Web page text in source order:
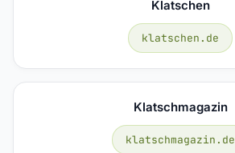
Klatschen
klatschen.de
Klatschmagazin
klatschmagazin.de